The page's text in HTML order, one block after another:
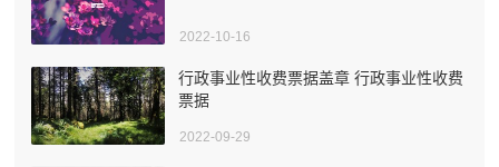
2022-10-16
行政事业性收费票据盖章 行政事业性收费
票据
2022-09-29